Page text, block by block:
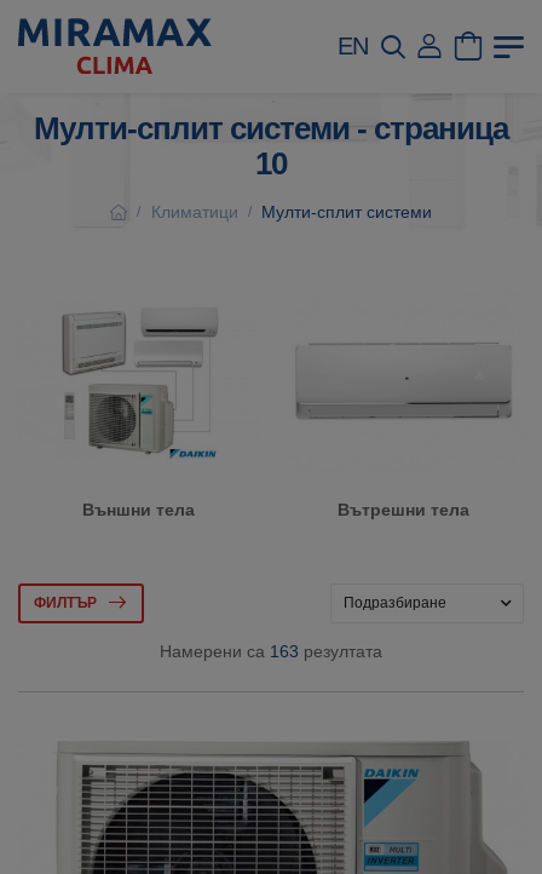
EN
Мулти-сплит системи - страница
10
/ Климатици / Мулти-сплит системи
Външни тела Вътрешни тела
ФИЛТЪР
Намерени са 163 резултата